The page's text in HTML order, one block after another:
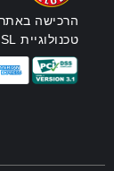
הרכישה
טכנולוגיית SSL